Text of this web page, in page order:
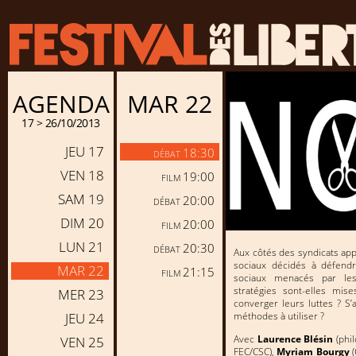
AGENDA
17 > 26/10/2013
JEU 17
VEN 18
SAM 19
DIM 20
LUN 21
MAR 22
MER 23
JEU 24
VEN 25
MAR 22
DÉBAT 18:30
FILM 19:00
DÉBAT 20:00
FILM 20:00
DÉBAT 20:30
FILM 21:15
Aux côtés des syndicats
sociaux décidés à
sociaux menacés par
stratégies sont-elles
converger leurs luttes ?
méthodes à utiliser ?
Avec Laurence Blésin
FEC/CSC), Myriam Bourgy